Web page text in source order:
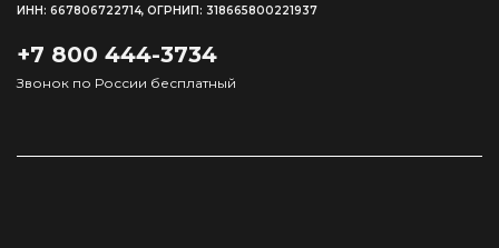
ИНН: 667806722714, ОГРНИП: 318665800221937
+7 800 444-3734
Звонок по России бесплатный